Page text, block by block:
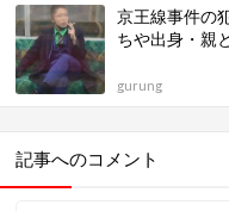
京王線事件の
ちや出身・親
gurung
記事へのコメント